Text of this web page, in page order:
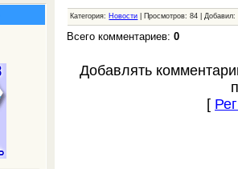
Категория: Новости | Просмотров: 84 | Добавил:
Всего комментариев:0
Добавлять
[